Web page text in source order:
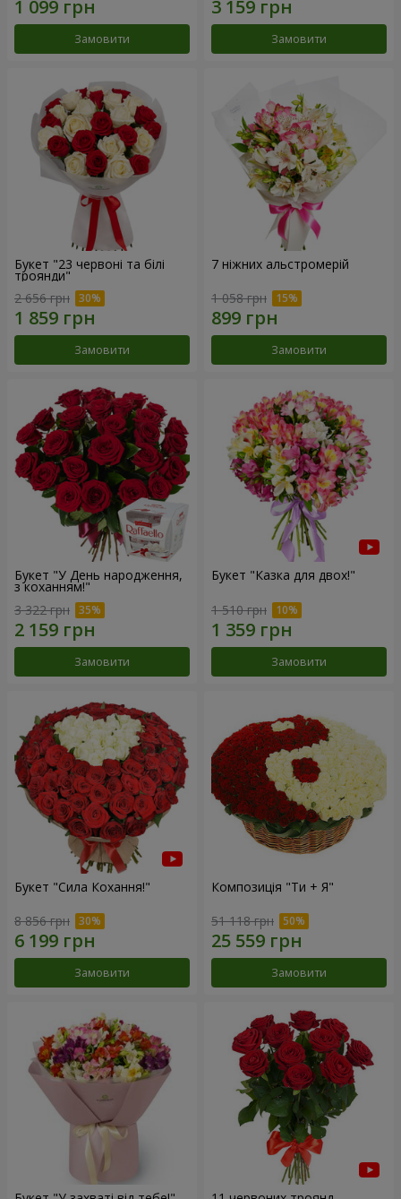
Замовити Замовити
Букет "23 червоні та білі
троянди"
2 656 грн
Замовити
7 ніжних альстромерій
1 058 грн
Замовити
Букет "У День народження,
з коханням!"
3 322 грн
Замовити
Букет "Казка для двох!"
1 510 грн
Замовити
Букет "Сила Кохання!"
8 856 грн
Замовити
Композиція "Ти + Я"
51 118 грн
Замовити